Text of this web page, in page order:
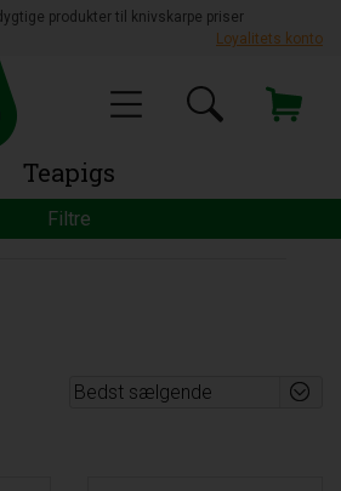
produkter til knivskarpe priser
Loyalitets konto
Teapigs
Filtre